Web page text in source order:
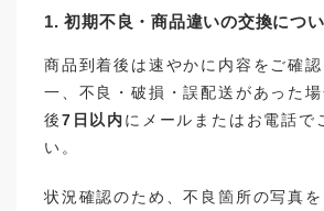
1. 初期不良・商品違いの交換につ
商品到着後は速やかに内容をご確
一、不良・破損・誤配送があった
後7日以内にメールまたはお電話で
い。
状況確認のため、不良箇所の写真